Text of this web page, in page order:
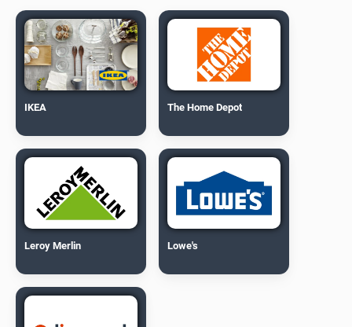
IKEA The Home Depot
Leroy Merlin Lowe's